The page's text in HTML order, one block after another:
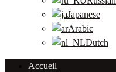
Japanese
Arabic
Dutch
Accueil